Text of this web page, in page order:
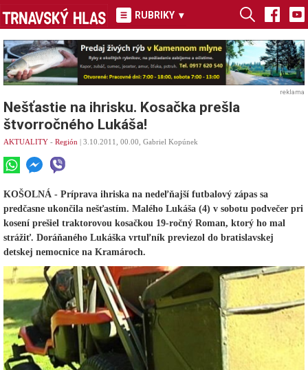
RUBRIKY ▾
reklama
Nešťastie na ihrisku. Kosačka prešla
štvorročného Lukáša!
AKTUALITY - Región | 3.10.2011, 00.00, Gabriel Kopúnek
KOŠOLNÁ - Príprava ihriska na nedeľňajší futbalový zápas sa
predčasne ukončila nešťastím. Malého Lukáša (4) v sobotu podvečer pri
kosení prešiel traktorovou kosačkou 19-ročný Roman, ktorý ho mal
strážiť. Doráňaného Lukáška vrtuľník previezol do bratislavskej
detskej nemocnice na Kramároch.